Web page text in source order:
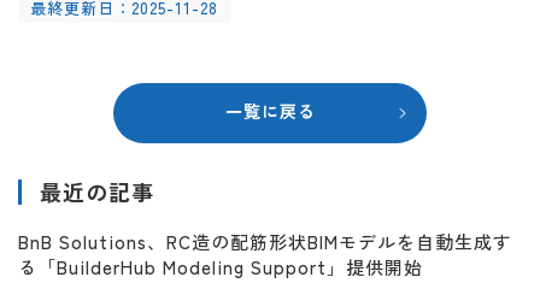
最終更新日：2025-11-28
一覧に戻る
最近の記事
BnB Solutions、RC造の配筋形状BIMモデルを自動生成す
る「BuilderHub Modeling Support」提供開始